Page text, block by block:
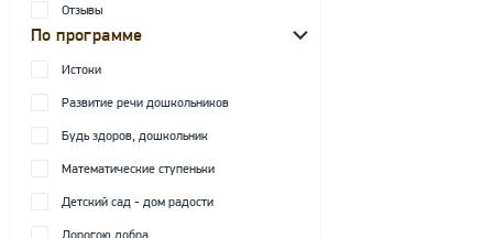
Отзывы
По программе
Истоки
Развитие речи дошкольников
Будь здоров, дошкольник
Математические ступеньки
Детский сад - дом радости